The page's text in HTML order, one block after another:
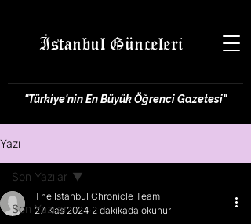
İstanbul Günceleri
"Türkiye'nin En Büyük Öğrenci Gazetesi"
Yazı
Son Yazılar
Son Yazılar
The Istanbul Chronicle Team
27 Kas 2024 2 dakikada okunur